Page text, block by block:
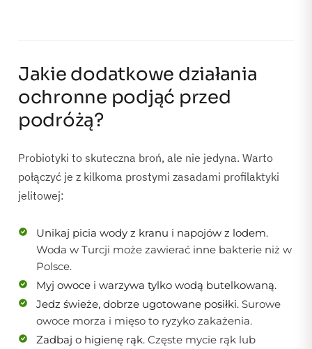
Jakie dodatkowe działania
ochronne podjąć przed
podróżą?
Probiotyki to skuteczna broń, ale nie jedyna. Warto
połączyć je z kilkoma prostymi zasadami profilaktyki
jelitowej:
Unikaj picia wody z kranu i napojów z lodem.
Woda w Turcji może zawierać inne bakterie niż w
Polsce.
Myj owoce i warzywa tylko wodą butelkowaną.
Jedz świeże, dobrze ugotowane posiłki. Surowe
owoce morza i mięso to ryzyko zakażenia.
Zadbaj o higienę rąk. Częste mycie rąk lub